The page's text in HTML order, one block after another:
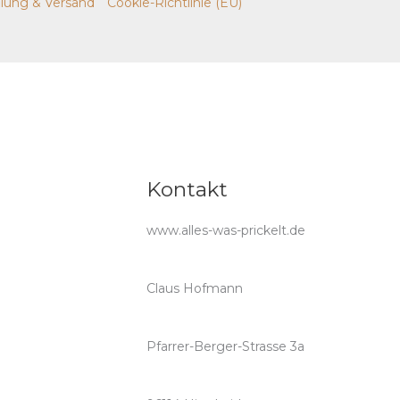
Kontakt
www.alles-was-prickelt.de
Claus Hofmann
Pfarrer-Berger-Strasse 3a